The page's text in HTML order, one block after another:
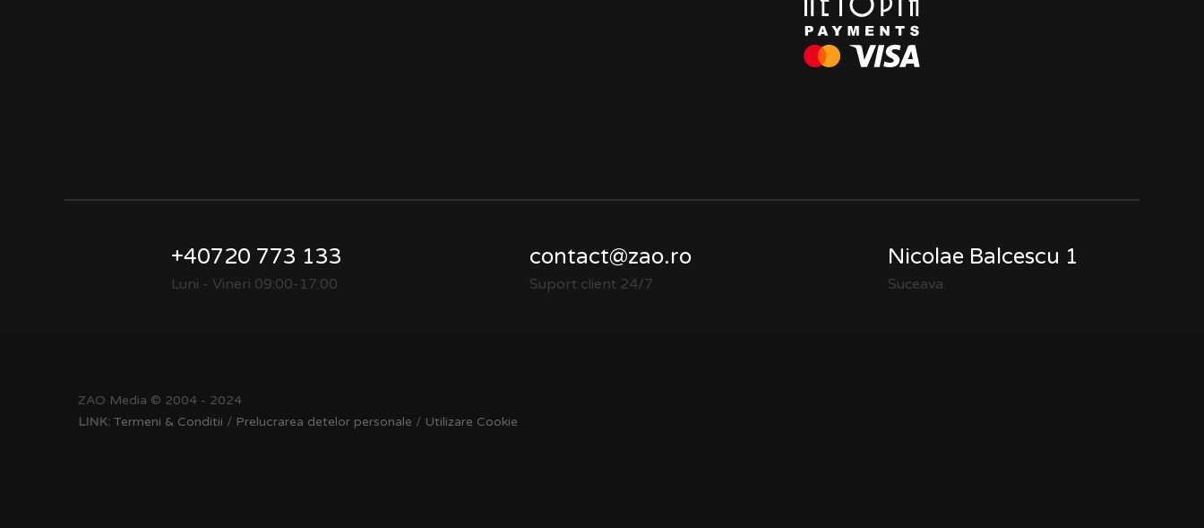
+40720 773 133
Luni - Vineri 09:00-17:00
contact@zao.ro
Suport client 24/7
Nicolae Balcescu 1
Suceava
ZAO Media © 2004 - 2024
LINK: Termeni & Conditii / Prelucrarea detelor personale / Utilizare Cookie